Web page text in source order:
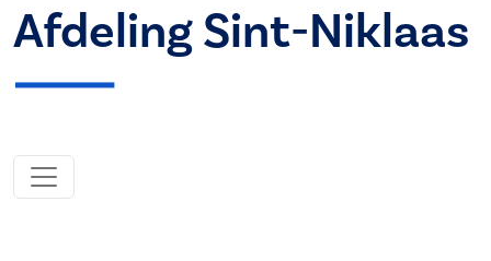
Afdeling Sint-Niklaas